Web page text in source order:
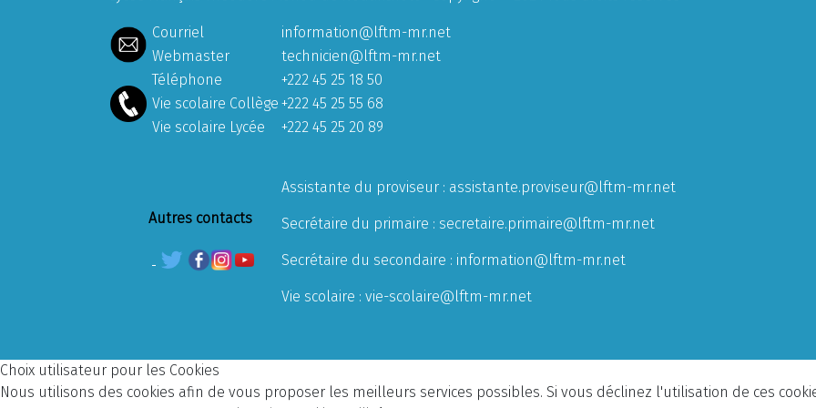
Courriel
information@lftm-mr.net
Webmaster
technicien@lftm-mr.net
Téléphone
+222 45 25 18 50
Vie scolaire Collège +222 45 25 55 68
Vie scolaire Lycée
+222 45 25 20 89
Autres contacts
Assistante du proviseur : assistante.proviseur@lftm-mr.net
Secrétaire du primaire : secretaire.primaire@lftm-mr.net
Secrétaire du secondaire : information@lftm-mr.net
Vie scolaire : vie-scolaire@lftm-mr.net
Choix utilisateur pour les Cookies
Nous utilisons des cookies afin de vous proposer les meilleurs services possibles. Si vous déclinez l'utilisation de ces